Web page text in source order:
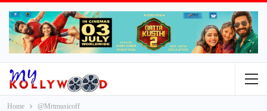
Home @Mrtmusicoff